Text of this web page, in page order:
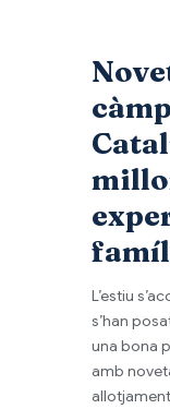
L’estiu
s’han
una bona
amb